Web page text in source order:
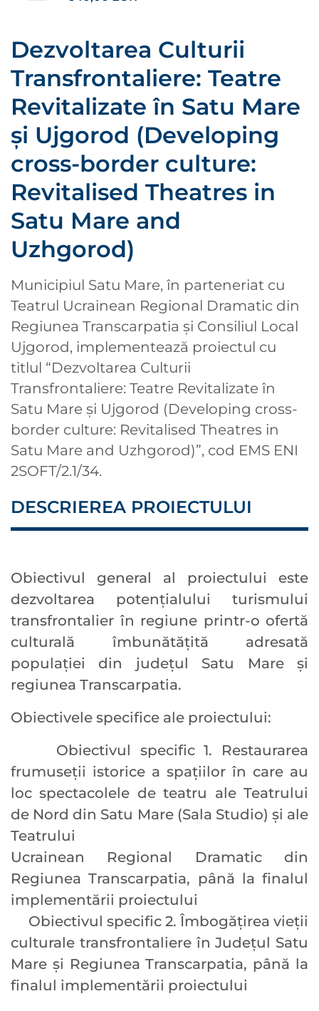
Dezvoltarea Culturii
Transfrontaliere: Teatre
Revitalizate în Satu Mare
şi Ujgorod (Developing
cross-border culture:
Revitalised Theatres in
Satu Mare and
Uzhgorod)
Municipiul Satu Mare, în parteneriat cu
Teatrul Ucrainean Regional Dramatic din
Regiunea Transcarpatia şi Consiliul Local
Ujgorod, implementează proiectul cu
titlul “Dezvoltarea Culturii
Transfrontaliere: Teatre Revitalizate în
Satu Mare şi Ujgorod (Developing cross-
border culture: Revitalised Theatres in
Satu Mare and Uzhgorod)”, cod EMS ENI
2SOFT/2.1/34.
DESCRIEREA PROIECTULUI
Obiectivul general al proiectului este
dezvoltarea potenţialului turismului
transfrontalier în regiune printr-o ofertă
culturală îmbunătăţită adresată
populaţiei din judeţul Satu Mare şi
regiunea Transcarpatia.
Obiectivele specifice ale proiectului:
Obiectivul specific 1. Restaurarea
frumuseții istorice a spațiilor în care au
loc spectacolele de teatru ale Teatrului
de Nord din Satu Mare (Sala Studio) și ale
Teatrului
Ucrainean Regional Dramatic din
Regiunea Transcarpatia, până la finalul
implementării proiectului
Obiectivul specific 2. Îmbogățirea vieții
culturale transfrontaliere în Județul Satu
Mare și Regiunea Transcarpatia, până la
finalul implementării proiectului